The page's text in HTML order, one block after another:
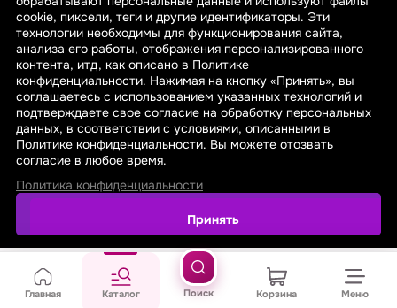
Принимаем к оплате
© 2026 sarafanovo.com - Интернет-магазин "САРАФАНОВО"
специализируется на производстве, продаже тканей оптом и в
розницу с доставкой по Роcсии и СНГ.
Политика обработки персональных данных
Главная Каталог Поиск Корзина Меню
cookie, пиксели, теги и другие идентификаторы. Эти
технологии необходимы для функционирования сайта,
анализа его работы, отображения персонализированного
контента, итд, как описано в Политике
конфиденциальности. Нажимая на кнопку «Принять», вы
соглашаетесь с использованием указанных технологий и
подтверждаете свое согласие на обработку персональных
данных, в соответствии с условиями, описанными в
Политике конфиденциальности. Вы можете отозвать
согласие в любое время.
Политика конфиденциальности